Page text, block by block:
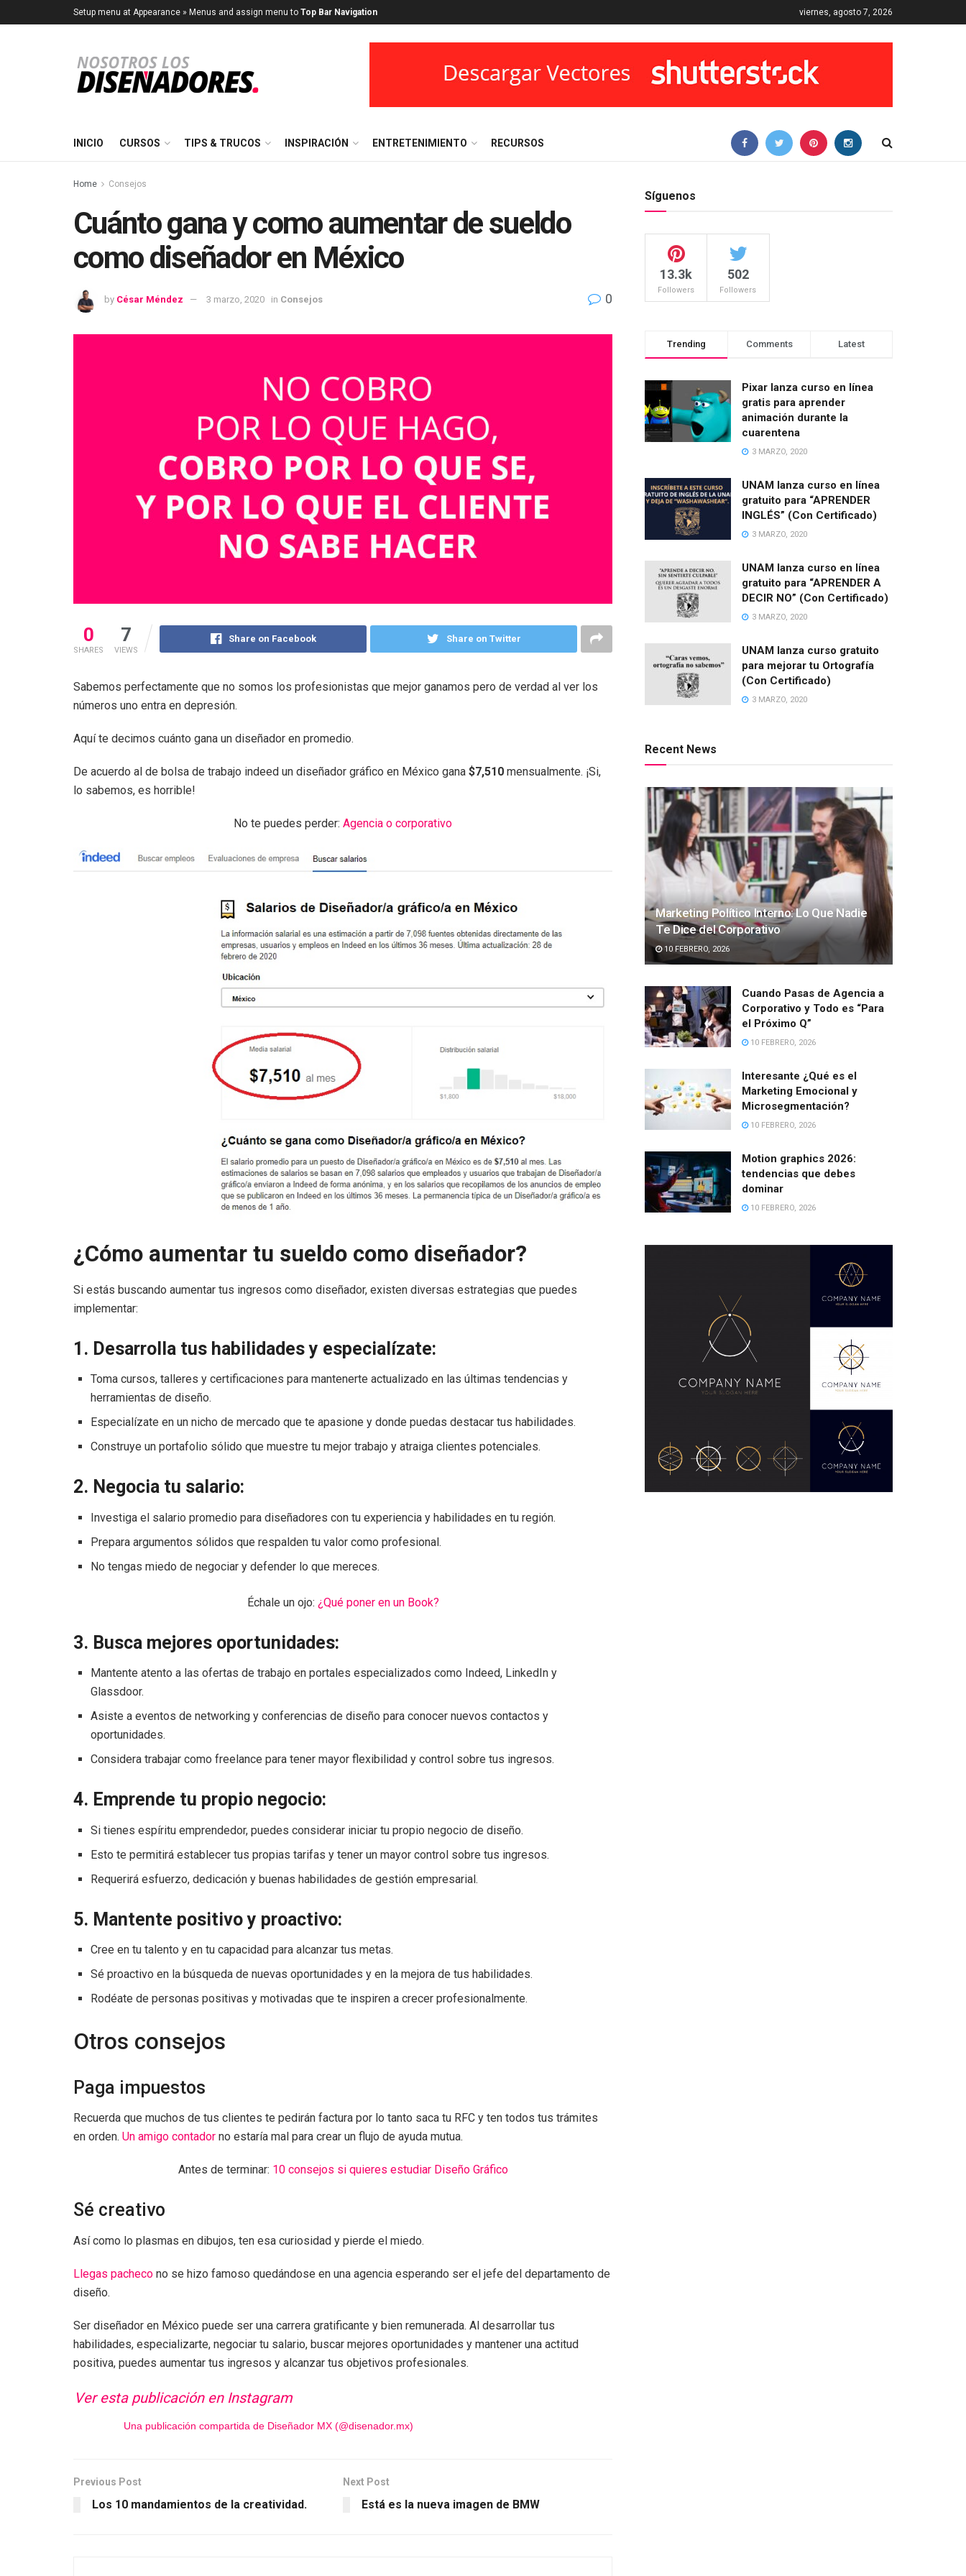
Setup menu at Appearance » Menus and assign menu to Top Bar Navigation viernes, agosto 7, 2026
INICIO CURSOS TIPS & TRUCOS INSPIRACIÓN ENTRETENIMIENTO RECURSOS
Home Consejos
Cuánto gana y como aumentar de sueldo
como diseñador en México
by César Méndez 3 marzo, 2020 in Consejos 0
0
SHARES
7
VIEWS
Share on Facebook Share on Twitter
Sabemos perfectamente que no somos los profesionistas que mejor ganamos pero de verdad al ver los
números uno entra en depresión.
Aquí te decimos cuánto gana un diseñador en promedio.
De acuerdo al de bolsa de trabajo indeed un diseñador gráfico en México gana $7,510 mensualmente. ¡Si,
lo sabemos, es horrible!
No te puedes perder: Agencia o corporativo
¿Cómo aumentar tu sueldo como diseñador?
Si estás buscando aumentar tus ingresos como diseñador, existen diversas estrategias que puedes
implementar:
1. Desarrolla tus habilidades y especialízate:
Toma cursos, talleres y certificaciones para mantenerte actualizado en las últimas tendencias y
herramientas de diseño.
Especialízate en un nicho de mercado que te apasione y donde puedas destacar tus habilidades.
Construye un portafolio sólido que muestre tu mejor trabajo y atraiga clientes potenciales.
2. Negocia tu salario:
Investiga el salario promedio para diseñadores con tu experiencia y habilidades en tu región.
Prepara argumentos sólidos que respalden tu valor como profesional.
No tengas miedo de negociar y defender lo que mereces.
Échale un ojo: ¿Qué poner en un Book?
3. Busca mejores oportunidades:
Mantente atento a las ofertas de trabajo en portales especializados como Indeed, LinkedIn y
Glassdoor.
Asiste a eventos de networking y conferencias de diseño para conocer nuevos contactos y
oportunidades.
Considera trabajar como freelance para tener mayor flexibilidad y control sobre tus ingresos.
4. Emprende tu propio negocio:
Si tienes espíritu emprendedor, puedes considerar iniciar tu propio negocio de diseño.
Esto te permitirá establecer tus propias tarifas y tener un mayor control sobre tus ingresos.
Requerirá esfuerzo, dedicación y buenas habilidades de gestión empresarial.
5. Mantente positivo y proactivo:
Cree en tu talento y en tu capacidad para alcanzar tus metas.
Sé proactivo en la búsqueda de nuevas oportunidades y en la mejora de tus habilidades.
Rodéate de personas positivas y motivadas que te inspiren a crecer profesionalmente.
Otros consejos
Paga impuestos
Recuerda que muchos de tus clientes te pedirán factura por lo tanto saca tu RFC y ten todos tus trámites
en orden. Un amigo contador no estaría mal para crear un flujo de ayuda mutua.
Antes de terminar: 10 consejos si quieres estudiar Diseño Gráfico
Sé creativo
Así como lo plasmas en dibujos, ten esa curiosidad y pierde el miedo.
Llegas pacheco no se hizo famoso quedándose en una agencia esperando ser el jefe del departamento de
diseño.
Ser diseñador en México puede ser una carrera gratificante y bien remunerada. Al desarrollar tus
habilidades, especializarte, negociar tu salario, buscar mejores oportunidades y mantener una actitud
positiva, puedes aumentar tus ingresos y alcanzar tus objetivos profesionales.
Ver esta publicación en Instagram
Una publicación compartida de Diseñador MX (@disenador.mx)
Previous Post
Los 10 mandamientos de la creatividad.
Next Post
Está es la nueva imagen de BMW
Síguenos
13.3k
Followers
502
Followers
Trending Comments Latest
Pixar lanza curso en línea
gratis para aprender
animación durante la
cuarentena
3 MARZO, 2020
UNAM lanza curso en línea
gratuito para “APRENDER
INGLÉS” (Con Certificado)
3 MARZO, 2020
UNAM lanza curso en línea
gratuito para “APRENDER A
DECIR NO” (Con Certificado)
3 MARZO, 2020
UNAM lanza curso gratuito
para mejorar tu Ortografía
(Con Certificado)
3 MARZO, 2020
Recent News
Marketing Político Interno: Lo Que Nadie
Te Dice del Corporativo
10 FEBRERO, 2026
Cuando Pasas de Agencia a
Corporativo y Todo es “Para
el Próximo Q”
10 FEBRERO, 2026
Interesante ¿Qué es el
Marketing Emocional y
Microsegmentación?
10 FEBRERO, 2026
Motion graphics 2026:
tendencias que debes
dominar
10 FEBRERO, 2026